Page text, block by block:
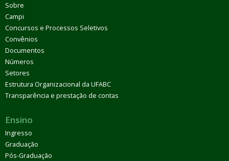
Sobre
Campi
Concursos e Processos Seletivos
Convênios
Documentos
Números
Setores
Estrutura Organizacional da UFABC
Transparência e prestação de contas
Ensino
Ingresso
Graduação
Pós-Graduação